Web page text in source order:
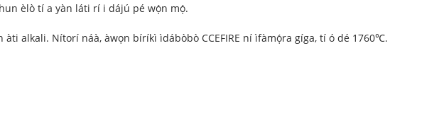
èlò tí a yàn láti rí i dájú pé wọ́n mọ́.
alkali. Nítorí náà, àwọn bíríkì ìdábòbò CCEFIRE ní ìfàmọ́ra gíga, tí ó dé 1760℃.